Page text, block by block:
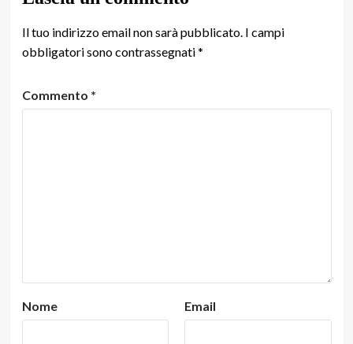
Il tuo indirizzo email non sarà pubblicato. I campi
obbligatori sono contrassegnati*
Commento *
Nome Email